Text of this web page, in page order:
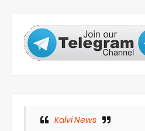
Kalvi News